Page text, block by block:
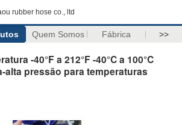
rubber hose co., ltd
Quem Somos Fábrica >>
-40°F a 212°F -40°C a 100°C
alta pressão para temperaturas